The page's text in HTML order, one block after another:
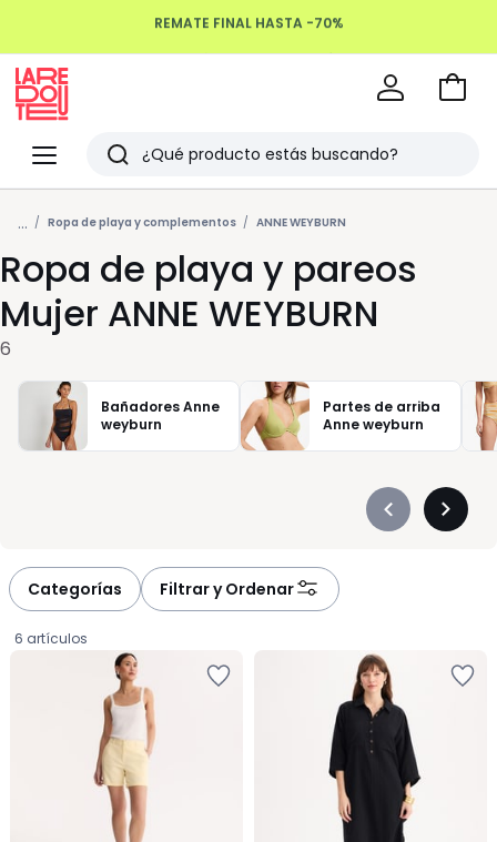
Menu
Redoute
Buscar
Últimos
artículos
vistos
Ir
... Ropa de playa y complementos ANNE WEYBURN
Ropa de playa y pareos
Mujer ANNE WEYBURN
6
Bañadores Anne
weyburn
Partes de arriba
Anne weyburn
Précédent
Categorías Filtrar y Ordenar
6 artículos